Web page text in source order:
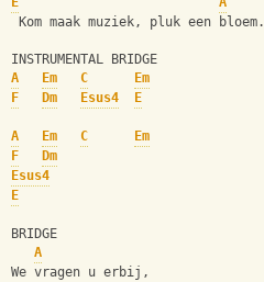
Kom maak muziek, pluk een bloem.
INSTRUMENTAL BRIDGE
A
Em C
Em
F
Dm Esus4 E
A Em C
Em
F
Dm
Esus4
E
BRIDGE
A
We vragen u erbij,